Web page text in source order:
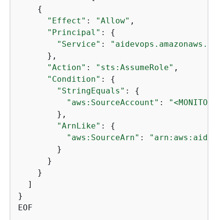
{
"Effect" : "Allow" ,
"Principal" : {
"Service" :
      },
"Action" : "sts:AssumeRole" ,
"Condition" : {
"StringEquals" : {
"aws:SourceAccount" :
        },
"ArnLike" : {
"aws:SourceArn" :
        }
      }
    }
  ]
}